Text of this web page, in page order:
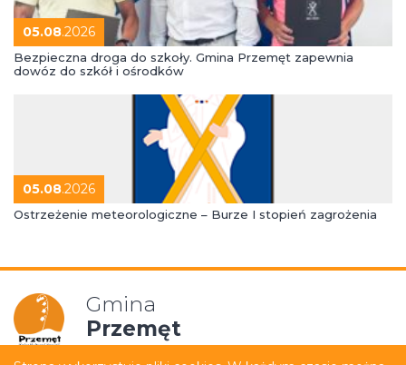
05.08.2026
Bezpieczna droga do szkoły. Gmina Przemęt zapewnia
dowóz do szkół i ośrodków
05.08.2026
Ostrzeżenie meteorologiczne – Burze I stopień zagrożenia
Gmina
Przemęt